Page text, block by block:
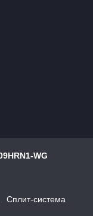
WG
Сплит-система